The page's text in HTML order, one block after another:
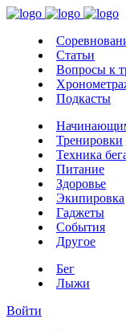
Статьи
Вопросы к
Подкасты
Тренировки
Техника
Питание
Здоровье
Экипировка
Гаджеты
События
Другое
Бег
Лыжи
Войти